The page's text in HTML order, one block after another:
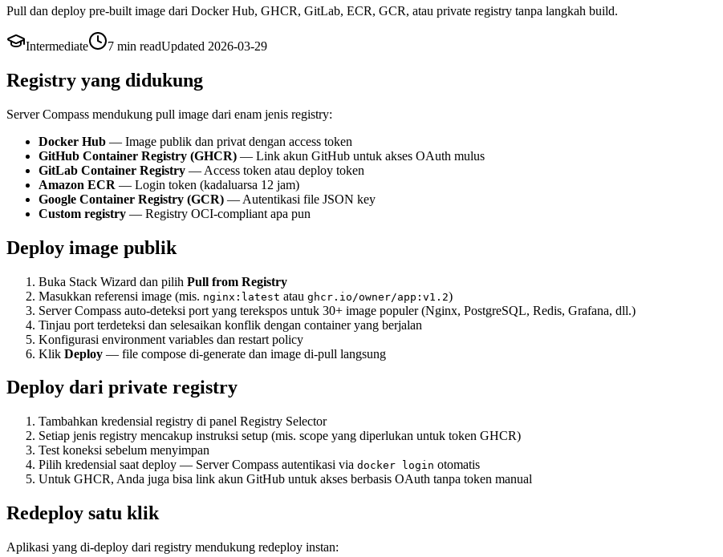
Pull dan deploy pre-built image dari Docker Hub, GHCR, GitLab, ECR, GCR, atau private registry tanpa langkah build.
Intermediate 7 min readUpdated 2026-03-29
Registry yang didukung
Server Compass mendukung pull image dari enam jenis registry:
Docker Hub — Image publik dan privat dengan access token
GitHub Container Registry (GHCR) — Link akun GitHub untuk akses OAuth mulus
GitLab Container Registry — Access token atau deploy token
Amazon ECR — Login token (kadaluarsa 12 jam)
Google Container Registry (GCR) — Autentikasi file JSON key
Custom registry — Registry OCI-compliant apa pun
Deploy image publik
Buka Stack Wizard dan pilih Pull from Registry
Masukkan referensi image (mis. nginx:latest atau ghcr.io/owner/app:v1.2)
Server Compass auto-deteksi port yang terekspos untuk 30+ image populer (Nginx, PostgreSQL, Redis, Grafana, dll.)
Tinjau port terdeteksi dan selesaikan konflik dengan container yang berjalan
Konfigurasi environment variables dan restart policy
Klik Deploy — file compose di-generate dan image di-pull langsung
Deploy dari private registry
Tambahkan kredensial registry di panel Registry Selector
Setiap jenis registry mencakup instruksi setup (mis. scope yang diperlukan untuk token GHCR)
Test koneksi sebelum menyimpan
Pilih kredensial saat deploy — Server Compass autentikasi via docker login otomatis
Untuk GHCR, Anda juga bisa link akun GitHub untuk akses berbasis OAuth tanpa token manual
Redeploy satu klik
Aplikasi yang di-deploy dari registry mendukung redeploy instan: